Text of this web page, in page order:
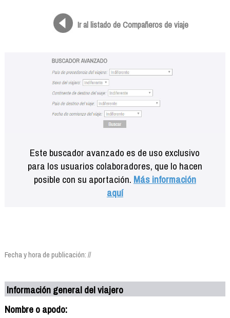
Ir al listado de Compañeros de viaje
Este buscador avanzado es de uso exclusivo
para los usuarios colaboradores, que lo hacen
posible con su aportación. Más información
aquí
Fecha y hora de publicación: //
Información general del viajero
Nombre o apodo: